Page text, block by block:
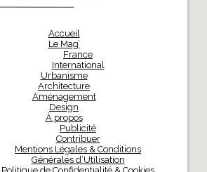
Accueil
Le Mag’
France
International
Urbanisme
Architecture
Aménagement
Design
À propos
Publicité
Contribuer
Mentions Légales & Conditions
Générales d’Utilisation